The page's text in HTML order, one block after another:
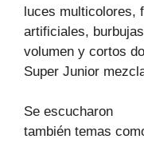
luces multicolores,
artificiales,
volumen y cortos
Super Junior
Se escucharon
también temas